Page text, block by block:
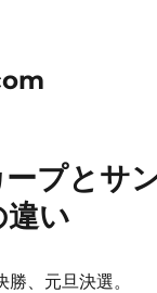
プとサ
違い
、元旦決選。